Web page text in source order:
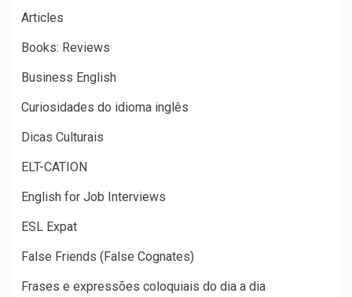
Articles
Books: Reviews
Business English
Curiosidades do idioma inglês
Dicas Culturais
ELT-CATION
English for Job Interviews
ESL Expat
False Friends (False Cognates)
Frases e expressões coloquiais do dia a dia